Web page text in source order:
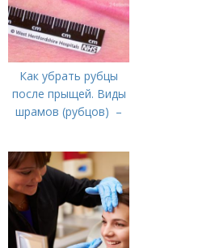
Как убрать рубцы
после прыщей. Виды
шрамов (рубцов) –